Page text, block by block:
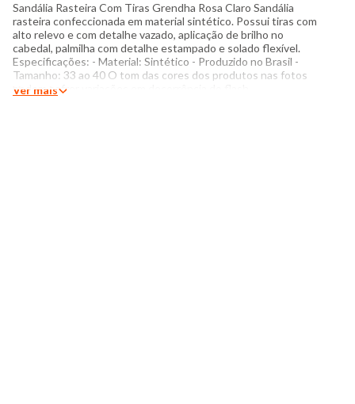
Sandália Rasteira Com Tiras Grendha Rosa Claro Sandália
rasteira confeccionada em material sintético. Possui tiras com
alto relevo e com detalhe vazado, aplicação de brilho no
cabedal, palmilha com detalhe estampado e solado flexível.
Especificações: - Material: Sintético - Produzido no Brasil -
Tamanho: 33 ao 40 O tom das cores dos produtos nas fotos
podem sofrer variações em decorrência do flash.
Ver mais